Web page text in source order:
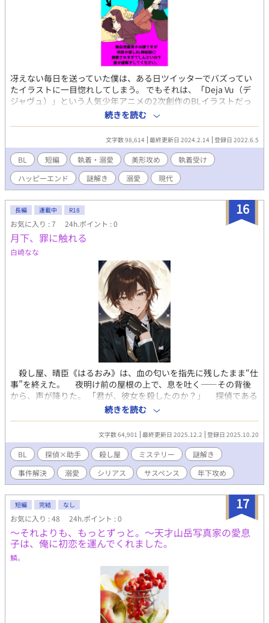
冴えない毎日を送っていた僕は、ある日ツイッターでバズってい
たイラストに一目惚れしてしまう。 でもそれは、「Deja Vu（デ
ジャヴュ）」という人気少年アニメの2次創作のBLイラストだっ
た。 イラストを描いているのは「＼(^o^)／」という顔文字が名
前の変わったアカウントの人だ。 僕は、密かにその神絵師を「デ
ジャヴさん」と呼んで一方的な親しみを抱いていく。 ところが、
ある日、熱心なデジャヴさんのファンがアンチ化して暴走を始め
てしまい……。 その事件がきっかけとなり、なんの接点も無いは
ずの僕とデジャヴさんの関係に、まさかの展開が待ち受けてい
た……。
続きを読む
文字数 98,614 最終更新日 2024.2.14 登録日 2022.6.5
BL 短編 執着・溺愛 美形攻め
執着受け
ハッピーエンド
謎解き 溺愛 現代
16
長編 連載中 R18
お気に入り : 7 24h.ポイント : 0
月下、罪に触れる
白崎なな
殺し屋、晴臣《はるおみ》は、血の匂いを指先に残したまま“仕
事”を終えた。 夜明け前の屋根の上で、息を吐く――その背後
から、声が降りた。 「君が、彼女を殺したのか？」 探偵である
白石冬馬《しらいしとうま》が、女の写真を掲げる。そこに写る
笑顔は、晴臣が数時間前に葬ったばかりの人物だった。 証拠を
突きつけられ、終わりを悟るはずだった。だが冬馬は言う。「依
頼主が、君に会いたがっている」と。 それは罪と真実を繋ぐ、
奇妙な“契約”の始まりだった。 互いの心を試すように、夜の街
を並んで歩く二人。惹かれるほどに、壊れていく理性。 月は満
ち、真実は赤く滲むーー晴臣は知る。 愛というのは、苦しくて
歪んでいると。
続きを読む
文字数 64,901 最終更新日 2025.12.2 登録日 2025.10.20
BL 探偵×助手 殺し屋 ミステリー
謎解き
事件解決
溺愛 シリアス サスペンス 年下攻め
17
短編 完結 なし
お気に入り : 48 24h.ポイント : 0
〜それよりも、もっとずっと。〜天才山岳写真家の愛息
子は、俺に初恋を運んでくれました。
鱗。